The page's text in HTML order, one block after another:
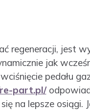
regeneracji, jest
jak
pedału
part.pl/
na lepsze osiągi.